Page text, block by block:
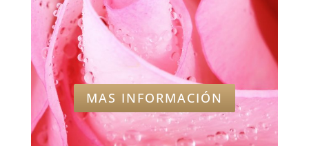
MAS INFORMACIÓN